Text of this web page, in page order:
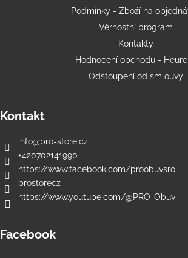
Podmínky - Zboží na
Věrnostní program
Kontakty
Hodnocení obchodu -
Odstoupení od smlouvy
Kontakt
info@pro-store.cz
+420702141990
https://www.facebook.com/proobuvsro
prostorecz
https://www.youtube.com/@PRO-Obuv
Facebook